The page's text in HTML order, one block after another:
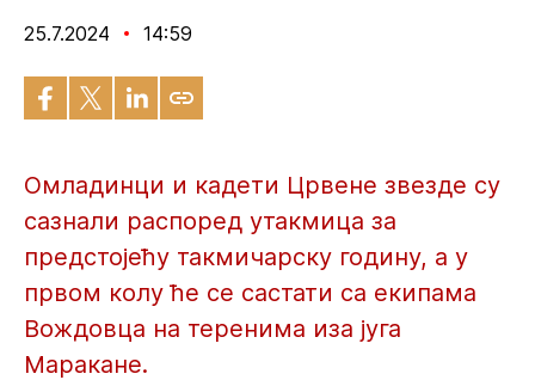
25.7.2024 14:59
Омладинци и кадети Црвене звезде су
сазнали распоред утакмица за
предстојећу такмичарску годину, а у
првом колу ће се састати са екипама
Вождовца на теренима иза југа
Маракане.